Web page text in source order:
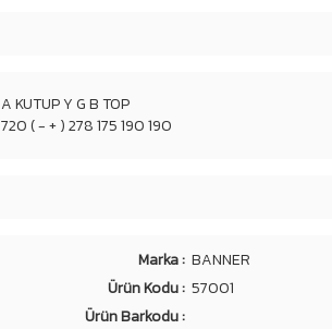
A KUTUP Y G B TOP
720 ( - + ) 278 175 190 190
Marka : BANNER
Ürün Kodu : 57001
Ürün Barkodu :